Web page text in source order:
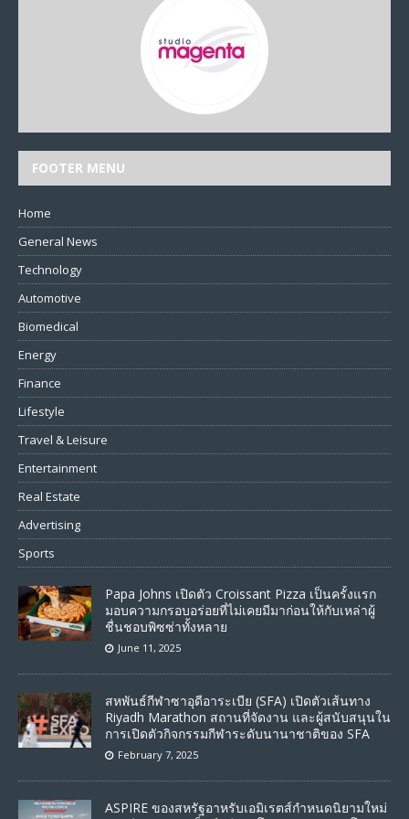
FOOTER MENU
Home
General News
Technology
Automotive
Biomedical
Energy
Finance
Lifestyle
Travel & Leisure
Entertainment
Real Estate
Advertising
Sports
Papa Johns เปิดตัว Croissant Pizza เป็นครั้งแรก
มอบความกรอบอร่อยที่ไม่เคยมีมาก่อนให้กับเหล่าผู้
ชื่นชอบพิซซ่าทั้งหลาย
June 11, 2025
สหพันธ์กีฬาซาอุดีอาระเบีย (SFA) เปิดตัวเส้นทาง
Riyadh Marathon สถานที่จัดงาน และผู้สนับสนุนใน
การเปิดตัวกิจกรรมกีฬาระดับนานาชาติของ SFA
February 7, 2025
ASPIRE ของสหรัฐอาหรับเอมิเรตส์กำหนดนิยามใหม่